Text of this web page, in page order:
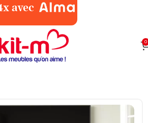
0
Salon & Meubles TV
avec